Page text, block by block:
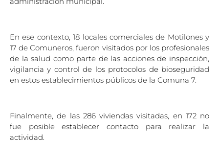
En ese contexto, 18 locales comerciales de Motilones y
17 de Comuneros, fueron visitados por los profesionales
de la salud como parte de las acciones de inspección,
vigilancia y control de los protocolos de bioseguridad
en estos establecimientos públicos de la Comuna 7.
Finalmente, de las 286 viviendas visitadas, en 172 no
fue posible establecer contacto para realizar la
actividad.